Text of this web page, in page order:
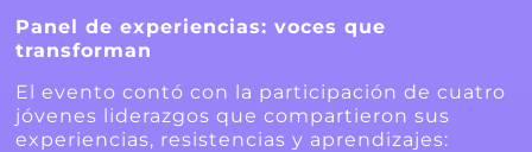
Panel de experiencias: voces que
transforman
El evento contó con la participación de cuatro
jóvenes liderazgos que compartieron sus
experiencias, resistencias y aprendizajes: